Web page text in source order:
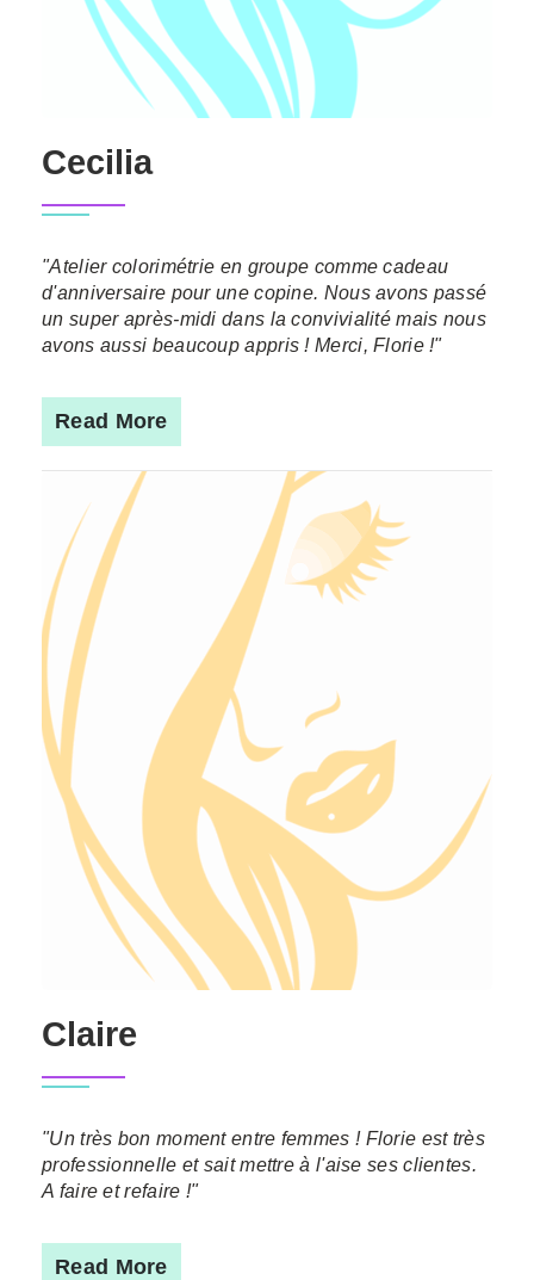
Cecilia
"Atelier colorimétrie en groupe comme cadeau
d'anniversaire pour une copine. Nous avons passé
un super après-midi dans la convivialité mais nous
avons aussi beaucoup appris ! Merci, Florie !"
Read More
Claire
"Un très bon moment entre femmes ! Florie est très
professionnelle et sait mettre à l'aise ses clientes.
A faire et refaire !"
Read More